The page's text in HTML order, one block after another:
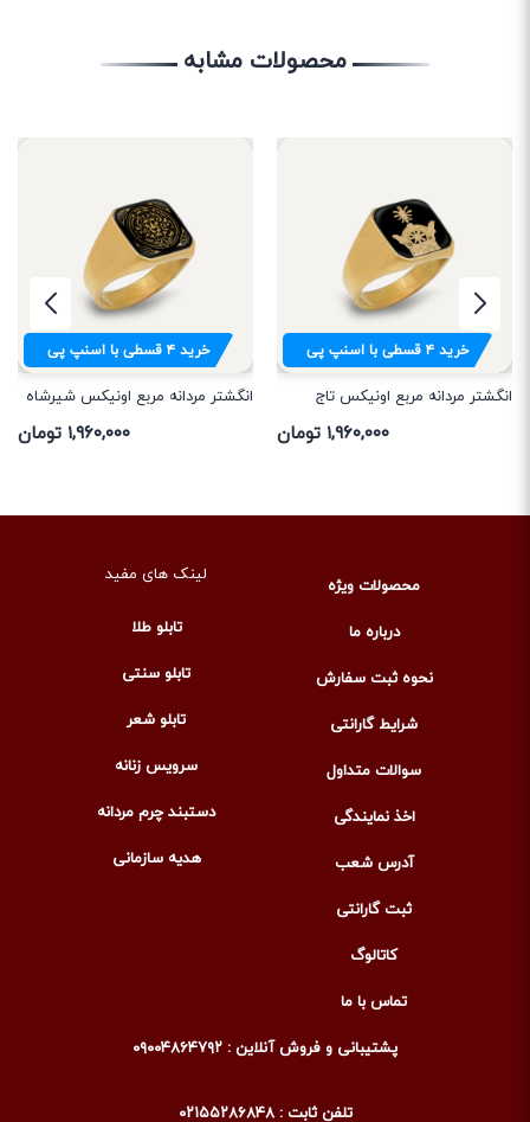
محصولات مشابه
خرید۴قسطی با اسنپ پی
انگشتر مردانه مربع اونیکس تاج
۱,۹۶۰,۰۰۰ تومان
خرید۴قسطی با اسنپ پی
انگشتر مردانه مربع اونیکس شیرشاه
۱,۹۶۰,۰۰۰ تومان
محصولات ویژه
درباره ما
نحوه ثبت سفارش
شرایط گارانتی
سوالات متداول
اخذ نمایندگی
آدرس شعب
ثبت گارانتی
کاتالوگ
تماس با ما
لینک های مفید
تابلو طلا
تابلو سنتی
تابلو شعر
سرویس زنانه
دستبند چرم مردانه
هدیه سازمانی
پشتیبانی و فروش آنلاین : ۰۹۰۰۴۸۶۴۷۹۲
تلفن ثابت : ۰۲۱۵۵۲۸۶۸۴۸